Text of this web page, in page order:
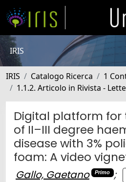
IRIS
IRIS Catalogo Ricerca
1
1.1.2. Articolo in Rivista -
Digital platform
of II–III degree
disease with 3%
foam: A video
Gallo, Gaetano Primo
;